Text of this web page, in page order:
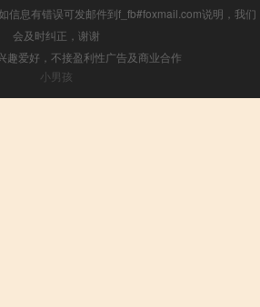
信息有错误可发邮件到f_fb#foxmail.com说明，我们
会及时纠正，谢谢
趣爱好，不接盈利性广告及商业合作
小男孩